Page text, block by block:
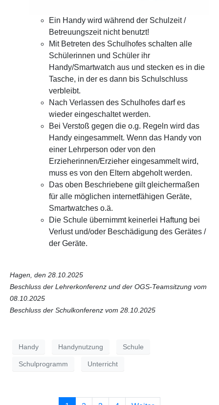
Ein Handy wird während der Schulzeit /
Betreuungszeit nicht benutzt!
Mit Betreten des Schulhofes schalten alle
Schülerinnen und Schüler ihr
Handy/Smartwatch aus und stecken es in die
Tasche, in der es dann bis Schulschluss
verbleibt.
Nach Verlassen des Schulhofes darf es
wieder eingeschaltet werden.
Bei Verstoß gegen die o.g. Regeln wird das
Handy eingesammelt. Wenn das Handy von
einer Lehrperson oder von den
Erzieherinnen/Erzieher eingesammelt wird,
muss es von den Eltern abgeholt werden.
Das oben Beschriebene gilt gleichermaßen
für alle möglichen internetfähigen Geräte,
Smartwatches o.ä.
Die Schule übernimmt keinerlei Haftung bei
Verlust und/oder Beschädigung des Gerätes /
der Geräte.
Hagen, den 28.10.2025
Beschluss der Lehrerkonferenz und der OGS-Teamsitzung vom
08.10.2025
Beschluss der Schulkonferenz vom 28.10.2025
Handy Handynutzung Schule
Schulprogramm Unterricht